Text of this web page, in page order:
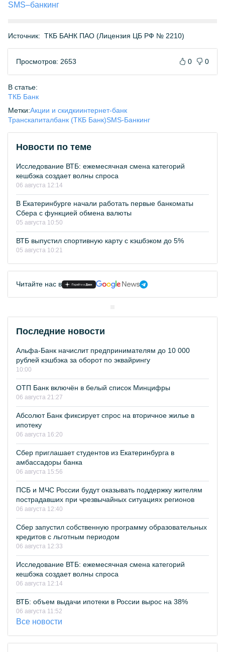
SMS–банкинг
Источник: ТКБ БАНК ПАО (Лицензия ЦБ РФ № 2210)
Просмотров: 2653 0 0
В статье:
ТКБ Банк
Метки:Акции и скидкиинтернет-банк
Транскапиталбанк (ТКБ Банк)SMS-Банкинг
Новости по теме
Исследование ВТБ: ежемесячная смена категорий
кешбэка создает волны спроса
06 августа 12:14
В Екатеринбурге начали работать первые банкоматы
Сбера с функцией обмена валюты
05 августа 10:50
ВТБ выпустил спортивную карту с кэшбэком до 5%
05 августа 10:21
Читайте нас в
Последние новости
Альфа-Банк начислит предпринимателям до 10 000
рублей кэшбэка за оборот по эквайрингу
10:00
ОТП Банк включён в белый список Минцифры
06 августа 21:27
Абсолют Банк фиксирует спрос на вторичное жилье в
ипотеку
06 августа 16:20
Сбер приглашает студентов из Екатеринбурга в
амбассадоры банка
06 августа 15:56
ПСБ и МЧС России будут оказывать поддержку жителям
пострадавших при чрезвычайных ситуациях регионов
06 августа 12:40
Сбер запустил собственную программу образовательных
кредитов с льготным периодом
06 августа 12:33
Исследование ВТБ: ежемесячная смена категорий
кешбэка создает волны спроса
06 августа 12:14
ВТБ: объем выдачи ипотеки в России вырос на 38%
06 августа 11:52
Все новости